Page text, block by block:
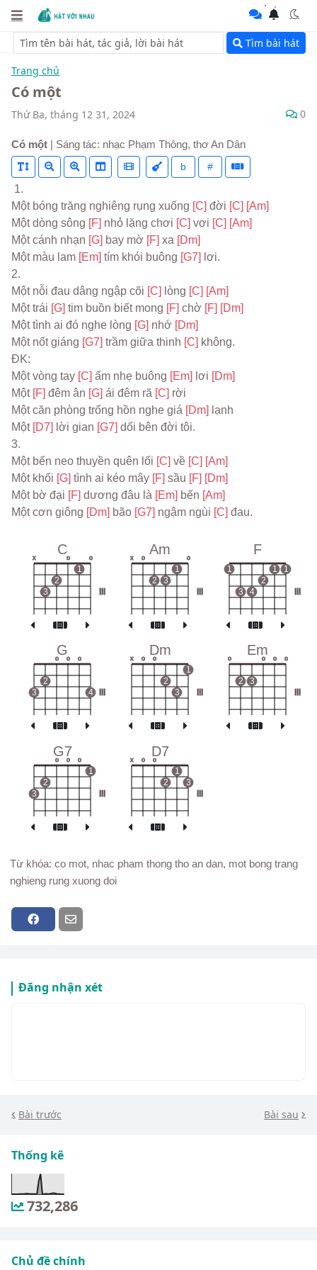
Tìm bài hát
Trang chủ
Có một
Thứ Ba, tháng 12 31, 2024 0
Có một | Sáng tác: nhạc Phạm Thông, thơ An Dân
b #
1.
Một bóng trăng nghiêng rụng xuống [C] đời [C] [Am]
Một dòng sông [F] nhỏ lặng chơi [C] vơi [C] [Am]
Một cánh nhạn [G] bay mờ [F] xa [Dm]
Một màu lam [Em] tím khói buông [G7] lơi.
2.
Một nỗi đau dâng ngập cõi [C] lòng [C] [Am]
Một trái [G] tim buồn biết mong [F] chờ [F] [Dm]
Một tình ai đó nghe lòng [G] nhớ [Dm]
Một nốt giáng [G7] trầm giữa thinh [C] không.
ĐK:
Một vòng tay [C] ấm nhẹ buông [Em] lơi [Dm]
Một [F] đêm ân [G] ái đêm rã [C] rời
Một căn phòng trống hồn nghe giá [Dm] lạnh
Một [D7] lời gian [G7] dối bên đời tôi.
3.
Một bến neo thuyền quên lối [C] về [C] [Am]
Một khối [G] tình ai kéo mây [F] sầu [F] [Dm]
Một bờ đại [F] dương đâu là [Em] bến [Am]
Một cơn giông [Dm] bão [G7] ngậm ngùi [C] đau.
C
x
3
2
o
1
o
Am
x o
2 3
1
o
F
1
3 4
2
1 1
G
3
2
o o o
4
Dm
x o o
2
3
1
Em
o
2 3
o o o
G7
3
2
o o o
1
D7
x o o
2
1
3
Từ khóa: co mot, nhac pham thong tho an dan, mot bong trang
nghieng rung xuong doi
Đăng nhận xét
Bài trước Bài sau
Thống kê
732,286
Chủ đề chính